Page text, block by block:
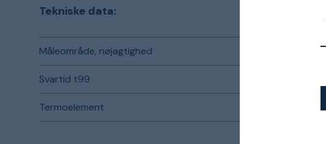
Tekniske data:
Måleområde, nøjagtighed
Svartid t99
Termoelement